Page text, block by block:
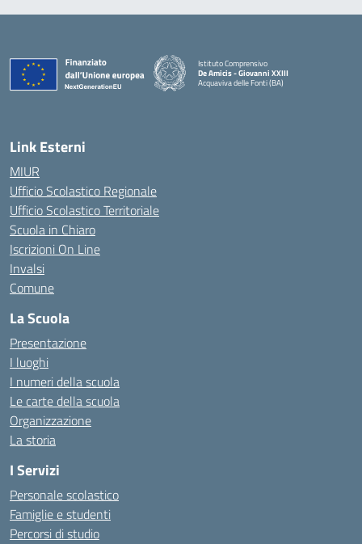
Istituto Comprensivo
De Amicis - Giovanni XXIII
Acquaviva delle Fonti (BA)
— Visita la pagina iniziale della scuola
Link Esterni
MIUR
Ufficio Scolastico Regionale
Ufficio Scolastico Territoriale
Scuola in Chiaro
Iscrizioni On Line
Invalsi
Comune
La Scuola
Presentazione
I luoghi
I numeri della scuola
Le carte della scuola
Organizzazione
La storia
I Servizi
Personale scolastico
Famiglie e studenti
Percorsi di studio